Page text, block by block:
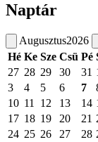
Naptár
Augusztus2026
Hé Ke Sze Csü Pé
27 28 29 30 31
3
4 5 6 7
10 11 12 13 14
17 18 19 20 21
24 25 26 27 28